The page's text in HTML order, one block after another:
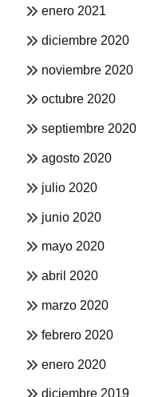
enero 2021
diciembre 2020
noviembre 2020
octubre 2020
septiembre 2020
agosto 2020
julio 2020
junio 2020
mayo 2020
abril 2020
marzo 2020
febrero 2020
enero 2020
diciembre 2019